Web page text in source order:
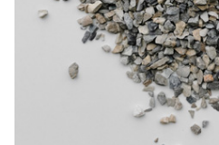
Type de produit